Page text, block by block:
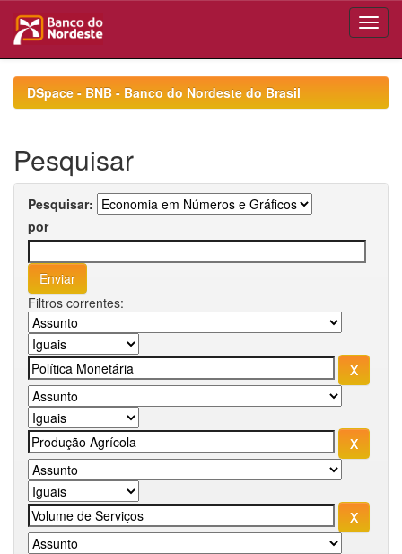
navigationDSpace - BNB - Banco do Nordeste do Brasil
Pesquisar
Pesquisar:
por
Filtros correntes: